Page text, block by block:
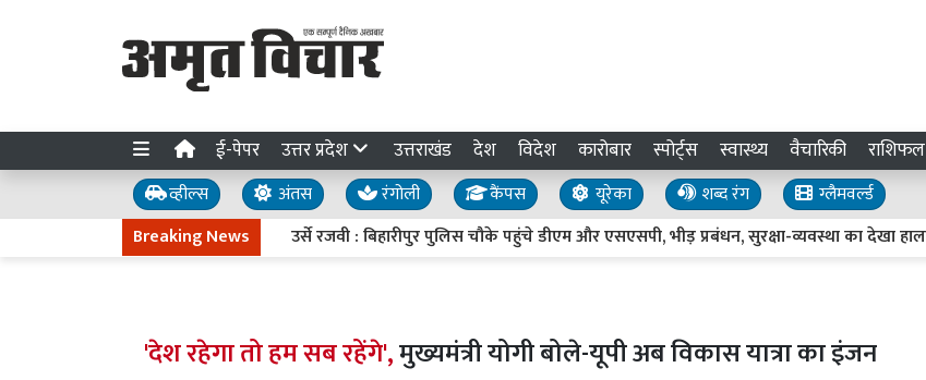
ई-पेपर उत्तर प्रदेश उत्तराखंड देश विदेश कारोबार स्पोर्ट्स स्वास्थ्य वैचारिकी राशिफल
व्हील्स अंतस रंगोली कैंपस यूरेका शब्द रंग
ग्लैमवर्ल्ड
Breaking Newsउर्से रजवी : बिहारीपुर पुलिस चौके पहुंचे डीएम और एसएसपी, भीड़ प्रबंधन, सुरक्षा-व्यवस्था का देखा हाल
'देश रहेगा तो हम सब रहेंगे',मुख्यमंत्री योगी बोले-यूपी अब विकास यात्रा का इंजन